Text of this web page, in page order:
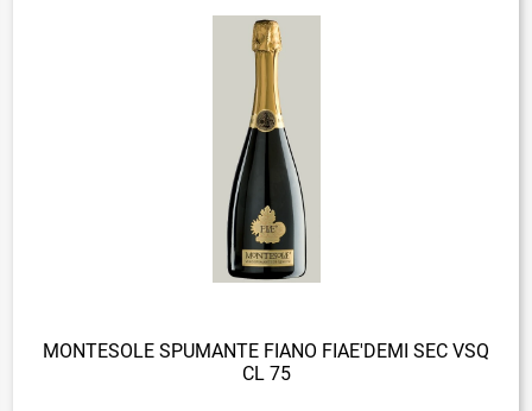
MONTESOLE SPUMANTE FIANO FIAE'DEMI SEC VSQ
CL 75